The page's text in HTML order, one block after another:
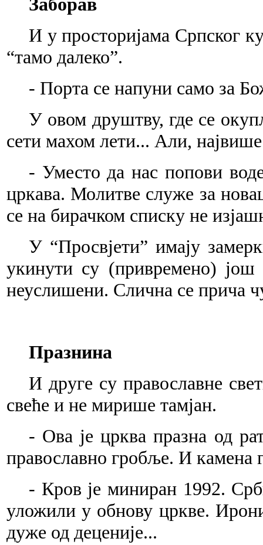
И у просторијама Српског
“тамо далеко”.
- Порта се напуни само за
У овом друштву, где се
сети махом лети... Али,
- Уместо да нас попови
цркава. Молитве служе за
се на бирачком списку не
У “Просвјети” имају
укинути су (привремено) још
неуслишени. Слична се прича
Празнина
И друге су православне
свеће и не мирише тамјан.
- Ова је црква празна од
православно гробље. И камена
- Кров је миниран 1992.
уложили у обнову цркве.
дуже од деценије...